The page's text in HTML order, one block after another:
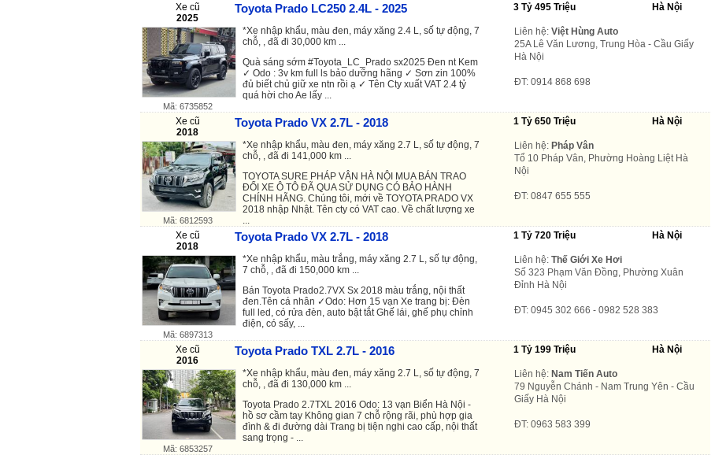
Xe cũ
2025
Toyota Prado LC250 2.4L - 2025 3 Tỷ 495 Triệu Hà Nội
Mã: 6735852
*Xe nhập khẩu, màu đen, máy xăng 2.4 L, số tự động, 7
chỗ, , đã đi 30,000 km ...
Quà sáng sớm #Toyota_LC_Prado sx2025 Đen nt Kem
✓ Odo : 3v km full ls bảo dưỡng hãng ✓ Sơn zin 100%
đủ biết chủ giữ xe ntn rồi ạ ✓ Tên Cty xuất VAT 2.4 tỷ
quá hời cho Ae lấy ...
Liên hệ: Việt Hùng Auto
25A Lê Văn Lương, Trung Hòa - Cầu Giấy
Hà Nội
ĐT: 0914 868 698
Xe cũ
2018
Toyota Prado VX 2.7L - 2018 1 Tỷ 650 Triệu Hà Nội
Mã: 6812593
*Xe nhập khẩu, màu đen, máy xăng 2.7 L, số tự động, 7
chỗ, , đã đi 141,000 km ...
TOYOTA SURE PHÁP VÂN HÀ NỘI MUA BÁN TRAO
ĐỔI XE Ô TÔ ĐÃ QUA SỬ DỤNG CÓ BẢO HÀNH
CHÍNH HÃNG. Chúng tôi, mới về TOYOTA PRADO VX
2018 nhập Nhật. Tên cty có VAT cao. Về chất lượng xe
Liên hệ: Pháp Vân
Tổ 10 Pháp Vân, Phường Hoàng Liệt Hà
Nội
ĐT: 0847 655 555
Xe cũ
2018
Toyota Prado VX 2.7L - 2018 1 Tỷ 720 Triệu Hà Nội
Mã: 6897313
*Xe nhập khẩu, màu trắng, máy xăng 2.7 L, số tự động,
7 chỗ, , đã đi 150,000 km ...
Bán Toyota Prado2.7VX Sx 2018 màu trắng, nội thất
đen.Tên cá nhân ✓Odo: Hơn 15 vạn Xe trang bị: Đèn
full led, có rửa đèn, auto bật tắt Ghế lái, ghế phụ chỉnh
điện, có sấy, ...
Liên hệ: Thế Giới Xe Hơi
Số 323 Phạm Văn Đồng, Phường Xuân
Đỉnh Hà Nội
ĐT: 0945 302 666 - 0982 528 383
Xe cũ
2016
Toyota Prado TXL 2.7L - 2016 1 Tỷ 199 Triệu Hà Nội
Mã: 6853257
*Xe nhập khẩu, màu đen, máy xăng 2.7 L, số tự động, 7
chỗ, , đã đi 130,000 km ...
Toyota Prado 2.7TXL 2016 Odo: 13 vạn Biển Hà Nội -
hồ sơ cầm tay Không gian 7 chỗ rộng rãi, phù hợp gia
đình & đi đường dài Trang bị tiện nghi cao cấp, nội thất
sang trọng - ...
Liên hệ: Nam Tiến Auto
79 Nguyễn Chánh - Nam Trung Yên - Cầu
Giấy Hà Nội
ĐT: 0963 583 399